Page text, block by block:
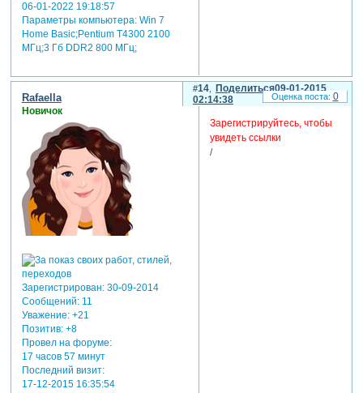
06-01-2022 19:18:57
Параметры компьютера:Win 7
Home Basic;Pentium T4300 2100
МГц;3 Гб DDR2 800 МГц;
Поделиться
14
09-01-2015
02:14:38
Rafaella
Новичок
Зарегистрирован: 30-09-2014
Сообщений:11
Уважение: +21
Позитив: +8
Провел на форуме:
17 часов 57 минут
Последний визит:
17-12-2015 16:35:54
Зарегистрируйтесь, чтобы
увидеть ссылки
/
0